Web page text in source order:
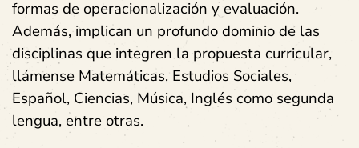
formas de operacionalización y evaluación.
Además, implican un profundo dominio de las
disciplinas que integren la propuesta curricular,
llámense Matemáticas, Estudios Sociales,
Español, Ciencias, Música, Inglés como segunda
lengua, entre otras.